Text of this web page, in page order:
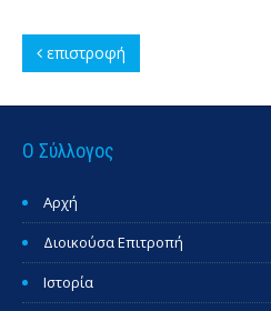
επιστροφή
Ο Σύλλογος
Αρχή
Διοικούσα Επιτροπή
Ιστορία